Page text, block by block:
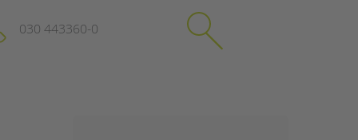
schließen
030 443360-0